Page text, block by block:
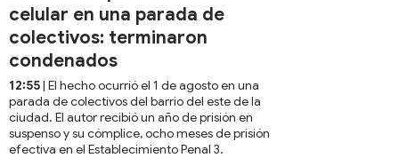
celular en una parada de
colectivos: terminaron
condenados
12:55| El hecho ocurrió el 1 de agosto en una
parada de colectivos del barrio del este de la
ciudad. El autor recibió un año de prisión en
suspenso y su cómplice, ocho meses de prisión
efectiva en el Establecimiento Penal 3.